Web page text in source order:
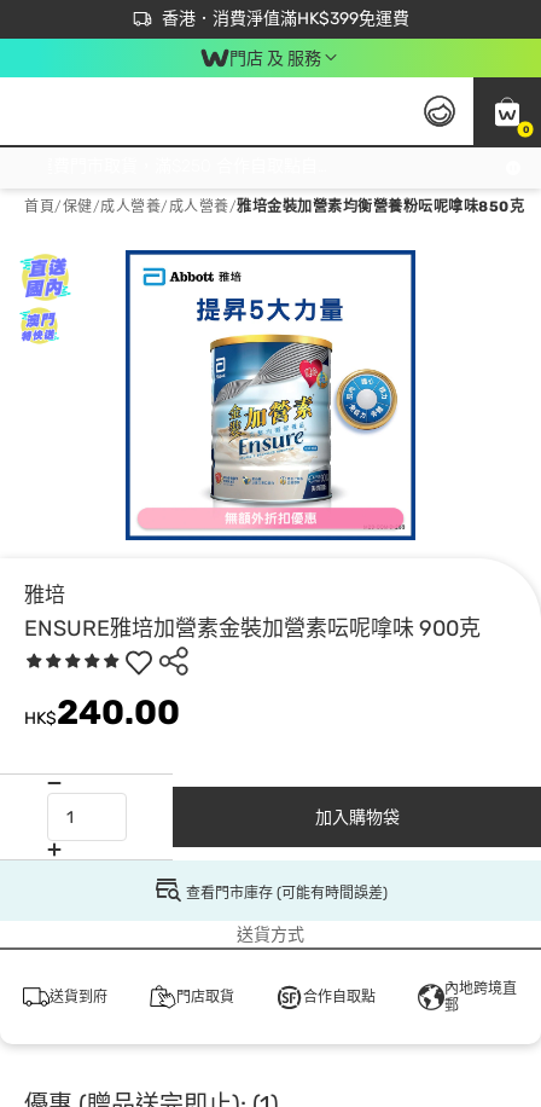
香港．消費淨值滿HK$399免運費
立即成為易賞錢會員盡享獨家優惠
首次APP下單買滿$450 輸入 NEWAPP 即減$50
門店 及 服務
0
首頁/保健/成人營養/ 成人營養/雅培金裝加營素均衡營養粉呍呢嗱味850克
雅培
ENSURE雅培加營素金裝加營素呍呢嗱味 900克
HK$240.00
加入購物袋
查看門市庫存 (可能有時間誤差)
送貨方式
送貨到府 門店取貨 合作自取點
內地跨境直
郵